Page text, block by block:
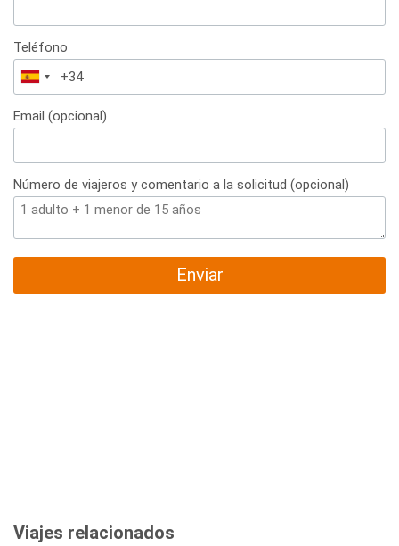
Teléfono
España
+34
Email (opcional)
Número de viajeros y comentario a la solicitud (opcional)
Enviar
Viajes relacionados